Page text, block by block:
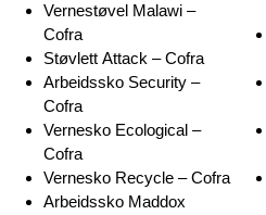
Vernestøvel Malawi –
Cofra
Støvlett Attack – Cofra
Arbeidssko Security –
Cofra
Vernesko Ecological –
Cofra
Vernesko Recycle – Cofra
Arbeidssko Maddox